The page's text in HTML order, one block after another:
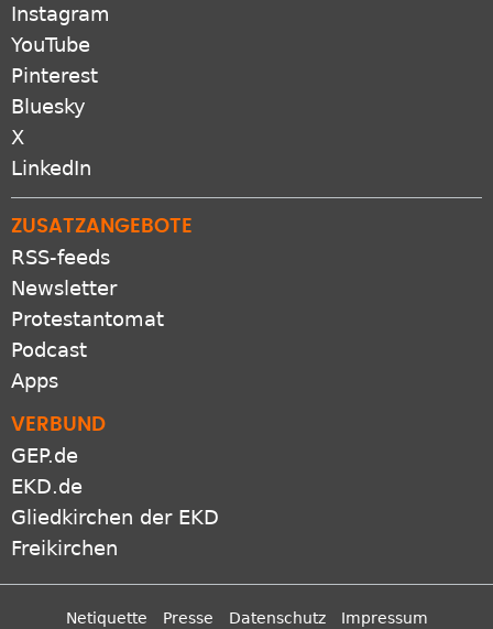
Instagram
YouTube
Pinterest
Bluesky
X
LinkedIn
ZUSATZANGEBOTE
RSS-feeds
Newsletter
Protestantomat
Podcast
Apps
VERBUND
GEP.de
EKD.de
Gliedkirchen der EKD
Freikirchen
Netiquette Presse Datenschutz Impressum